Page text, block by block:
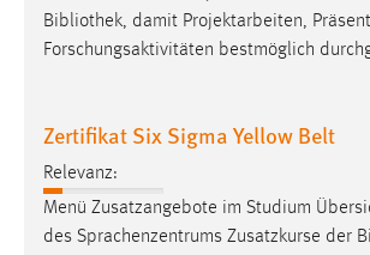
Bibliothek, damit Projektarbeiten,
Forschungsaktivitäten bestmöglich
Zertifikat Six Sigma Yellow Belt
Relevanz:
Menü Zusatzangebote im Studium
des Sprachenzentrums Zusatzkurse der
Conversion-Tracking
Facebook Pixel
Name:
_fbp